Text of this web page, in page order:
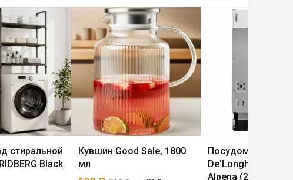
стиральной
Black
Кувшин Good Sale, 1800
мл
Посудомоечная
De'Longhi DDW
Alpena (2026)